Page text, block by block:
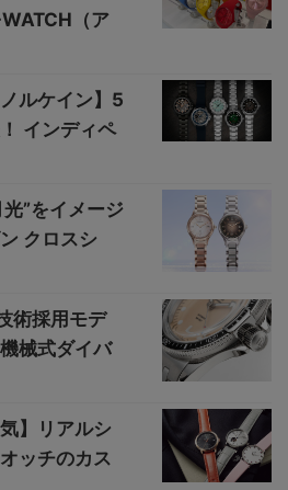
（ア
ルケイン】5
インディペ
光”をイメージ
クロスシ
術採用モデ
械式ダイバ
】リアルシ
ッチのカス